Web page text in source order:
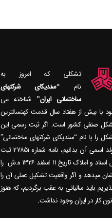
تشکلی که امروز به
نام“سندیکای شرکتهای
ساختمانی ایران”
شود با بیش از هفتاد سال قدمت کهنسال‎ترین
صنفی کشور است. اگر ثبت رسمی این
را با نام “سندیکای شرکتهای ساختمانی”
تولد اسمی آن بدانیم، نامه شماره ۲۷۸۵۱ ثبت
کل اسناد و املاک تاریخ ۱۱ اسفند ۱۳۲۶ ه.ش را
نشان می‎دهد و اگر واقعیت تشکیل عملی آن را
باید سالیانی به عقب برگردیم، که هنوز
کار در ایران وجود نداشت.